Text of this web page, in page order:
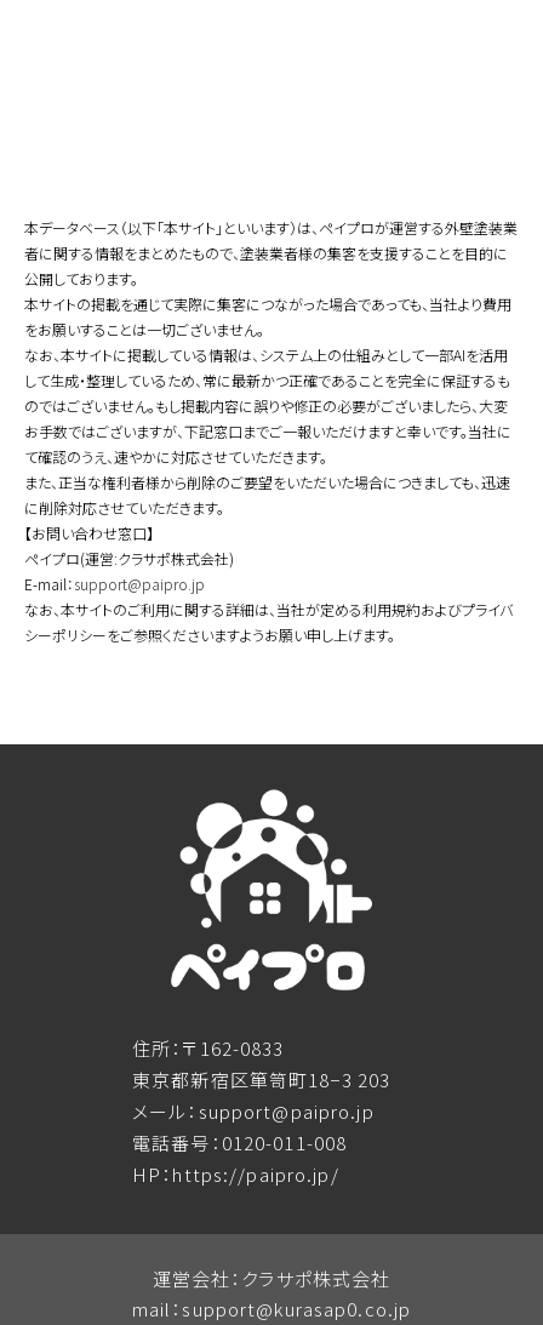
本データベース（以下「本サイト」といいます）は、ペイプロが運営する外壁塗装業
者に関する情報をまとめたもので、塗装業者様の集客を支援することを目的に
公開しております。
本サイトの掲載を通じて実際に集客につながった場合であっても、当社より費用
をお願いすることは一切ございません。
なお、本サイトに掲載している情報は、システム上の仕組みとして一部AIを活用
して生成・整理しているため、常に最新かつ正確であることを完全に保証するも
のではございません。もし掲載内容に誤りや修正の必要がございましたら、大変
お手数ではございますが、下記窓口までご一報いただけますと幸いです。当社に
て確認のうえ、速やかに対応させていただきます。
また、正当な権利者様から削除のご要望をいただいた場合につきましても、迅速
に削除対応させていただきます。
【お問い合わせ窓口】
ペイプロ(運営:クラサポ株式会社)
E-mail：support@paipro.jp
なお、本サイトのご利用に関する詳細は、当社が定める利用規約およびプライバ
シーポリシーをご参照くださいますようお願い申し上げます。
住所：〒162-0833
東京都新宿区箪笥町18−3 203
メール：support@paipro.jp
電話番号：0120-011-008
HP：https://paipro.jp/
運営会社：クラサポ株式会社
mail： support@kurasap0.co.jp